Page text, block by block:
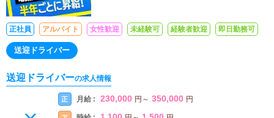
正社員 アルバイト 女性歓迎 未経験可 経験者歓迎 即日勤務可
送迎ドライバー
送迎ドライバーの求人情報
正 月給 : 230,000 円 ～ 350,000 円